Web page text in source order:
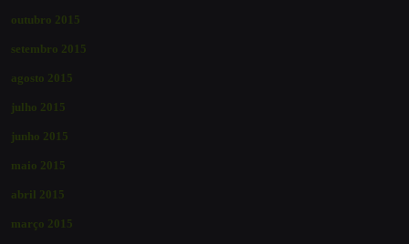
outubro 2015
setembro 2015
agosto 2015
julho 2015
junho 2015
maio 2015
abril 2015
março 2015